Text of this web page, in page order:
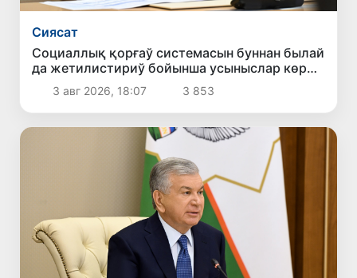
Сиясат
Социаллық қорғаў системасын буннан былай
да жетилистириў бойынша усыныслар көрип
шығылды
3 авг 2026, 18:07 3 853